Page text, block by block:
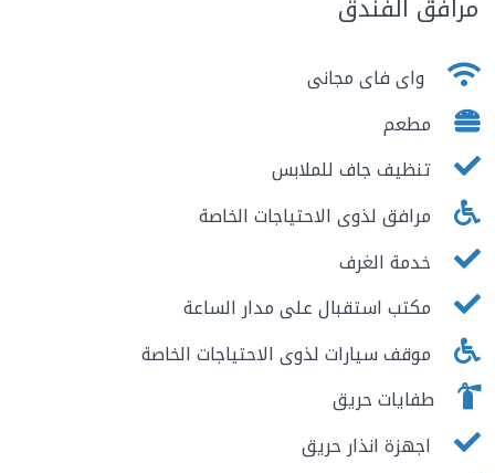
مرافق الفندق
واى فاى مجانى
مطعم
تنظيف جاف للملابس
مرافق لذوى الاحتياجات الخاصة
خدمة الغرف
مكتب استقبال على مدار الساعة
موقف سيارات لذوى الاحتياجات الخاصة
طفايات حريق
اجهزة انذار حريق